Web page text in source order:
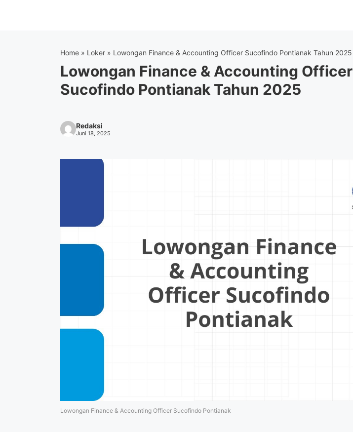
Home » Loker » Lowongan Finance & Accounting Officer Sucofindo Pontianak Tahun 2025
Lowongan Finance & Accounting Officer
Sucofindo Pontianak Tahun 2025
Redaksi
Juni 18, 2025
Lowongan Finance & Accounting Officer Sucofindo Pontianak